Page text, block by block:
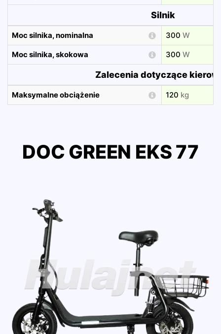
Silnik
Moc silnika, nominalna 300 W
Moc silnika, skokowa 300 W
Zalecenia dotyczące
Maksymalne obciążenie 120 kg
DOC GREEN EKS 77